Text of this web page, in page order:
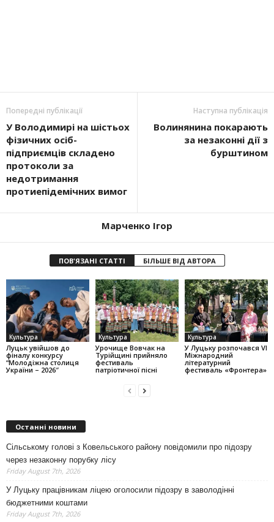
Попередні публікації
У Володимирі на шістьох
фізичних осіб-
підприємців складено
протоколи за
недотримання
протиепідемічних вимог
Наступна публікація
Волинянина покарають
за незаконні дії з
бурштином
Марченко Ігор
ПОВ'ЯЗАНІ СТАТТІ БІЛЬШЕ ВІД АВТОРА
Культура
Луцьк увійшов до
фіналу конкурсу
“Молодіжна столиця
України – 2026″
Культура
Урочище Вовчак на
Турійщині прийняло
фестиваль
патріотичної пісні
Культура
У Луцьку розпочався VI
Міжнародний
літературний
фестиваль «Фронтера»
Останні новини
Сільському голові з Ковельського району повідомили про підозру
через незаконну порубку лісу
Friday August 7th, 2026
У Луцьку працівникам ліцею оголосили підозру в заволодінні
бюджетними коштами
Friday August 7th, 2026